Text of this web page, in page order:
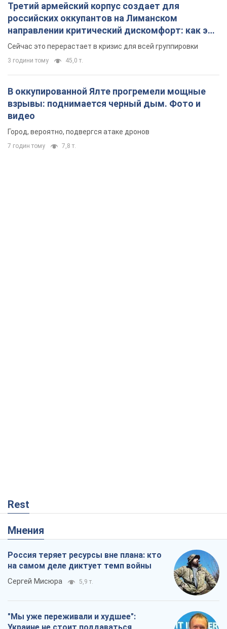
Третий армейский корпус создает для
российских оккупантов на Лиманском
направлении критический дискомфорт: как это
удалось
Сейчас это перерастает в кризис для всей группировки
3 години тому 45,0 т.
В оккупированной Ялте прогремели мощные
взрывы: поднимается черный дым. Фото и
видео
Город, вероятно, подвергся атаке дронов
7 годин тому 7,8 т.
Rest
Мнения
Россия теряет ресурсы вне плана: кто
на самом деле диктует темп войны
Сергей Мисюра 5,9 т.
"Мы уже переживали и худшее":